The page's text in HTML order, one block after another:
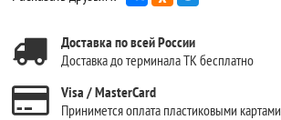
Доставка по всей России
Доставка до терминала ТК бесплатно
Visa / MasterCard
Принимется оплата пластиковыми картами